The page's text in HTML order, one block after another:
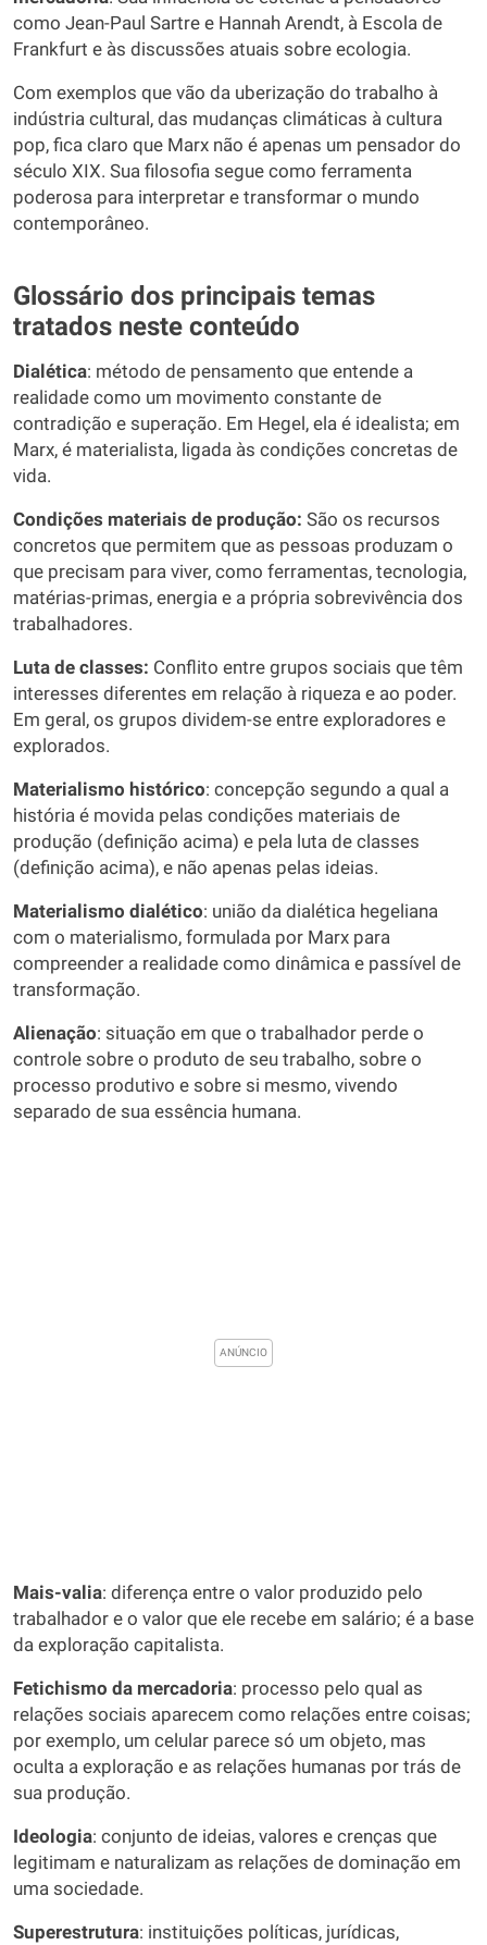
como Jean-Paul Sartre e Hannah Arendt, à Escola de
Frankfurt e às discussões atuais sobre ecologia.
Com exemplos que vão da uberização do trabalho à
indústria cultural, das mudanças climáticas à cultura
pop, fica claro que Marx não é apenas um pensador do
século XIX. Sua filosofia segue como ferramenta
poderosa para interpretar e transformar o mundo
contemporâneo.
Glossário dos principais temas
tratados neste conteúdo
Dialética: método de pensamento que entende a
realidade como um movimento constante de
contradição e superação. Em Hegel, ela é idealista; em
Marx, é materialista, ligada às condições concretas de
vida.
Condições materiais de produção: São os recursos
concretos que permitem que as pessoas produzam o
que precisam para viver, como ferramentas, tecnologia,
matérias-primas, energia e a própria sobrevivência dos
trabalhadores.
Luta de classes: Conflito entre grupos sociais que têm
interesses diferentes em relação à riqueza e ao poder.
Em geral, os grupos dividem-se entre exploradores e
explorados.
Materialismo histórico: concepção segundo a qual a
história é movida pelas condições materiais de
produção (definição acima) e pela luta de classes
(definição acima), e não apenas pelas ideias.
Materialismo dialético: união da dialética hegeliana
com o materialismo, formulada por Marx para
compreender a realidade como dinâmica e passível de
transformação.
Alienação: situação em que o trabalhador perde o
controle sobre o produto de seu trabalho, sobre o
processo produtivo e sobre si mesmo, vivendo
separado de sua essência humana.
Mais-valia: diferença entre o valor produzido pelo
trabalhador e o valor que ele recebe em salário; é a base
da exploração capitalista.
Fetichismo da mercadoria: processo pelo qual as
relações sociais aparecem como relações entre coisas;
por exemplo, um celular parece só um objeto, mas
oculta a exploração e as relações humanas por trás de
sua produção.
Ideologia: conjunto de ideias, valores e crenças que
legitimam e naturalizam as relações de dominação em
uma sociedade.
Superestrutura: instituições políticas, jurídicas,